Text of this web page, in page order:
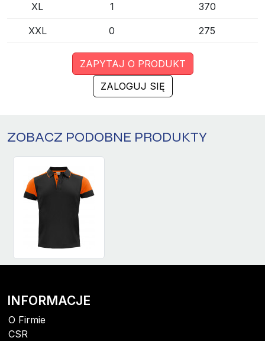
XL 1 370
XXL 0 275
ZALOGUJ SIĘ
ZAPYTAJ O PRODUKT
ZOBACZ PODOBNE PRODUKTY
INFORMACJE
O Firmie
CSR